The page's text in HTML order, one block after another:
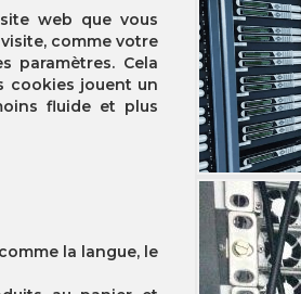
web que vous
comme votre
paramètres. Cela
cookies jouent un
fluide et plus
la langue, le